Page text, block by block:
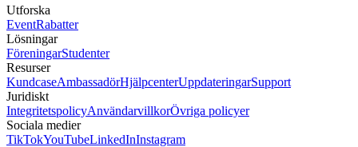
Utforska
EventRabatter
Lösningar
FöreningarStudenter
Resurser
KundcaseAmbassadörHjälpcenterUppdateringarSupport
Juridiskt
IntegritetspolicyAnvändarvillkorÖvriga policyer
Sociala medier
TikTokYouTubeLinkedInInstagram